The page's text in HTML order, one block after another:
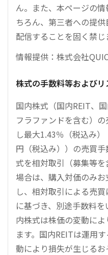
ん。また、本ページの
ちろん、第三者への提
配信することを固く禁じ
情報提供：株式会社
株式の手数料等および
国内株式（国内REIT、
フラファンドを含む）
し最大1.43％（税込み
円（税込み））の売買
式を相対取引（募集等
場合は、購入対価のみ
し、相対取引による売
に基づき、別途手数料
内株式は株価の変動に
ます。国内REITは運用
動により損失が生じる